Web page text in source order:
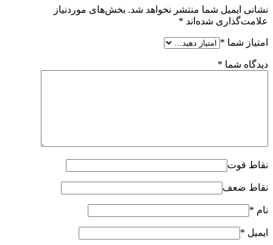
نشانی ایمیل شما منتشر نخواهد شد. بخش‌های موردنیاز
علامت‌گذاری شده‌اند *
امتیاز شما *
دیدگاه شما *
نقاط قوت
نقاط ضعف
نام *
ایمیل *